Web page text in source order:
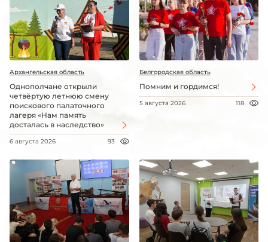
Архангельская область
Однополчане открыли
четвёртую летнюю смену
поискового палаточного
лагеря «Нам память
досталась в наследство»
6 августа 2026 93
Белгородская область
Помним и гордимся!
5 августа 2026 118